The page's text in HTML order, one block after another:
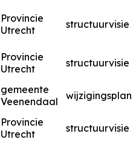
Provincie
Utrecht
structuurvisie
Provincie
Utrecht
structuurvisie
gemeente
Veenendaal
wijzigingsplan
Provincie
Utrecht
structuurvisie